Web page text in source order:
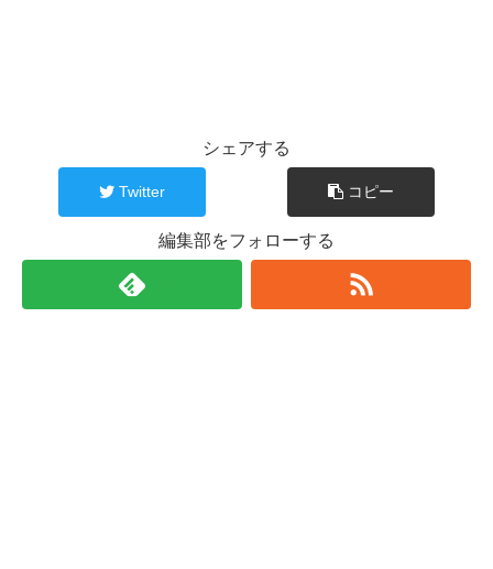
シェアする
Twitter コピー
編集部をフォローする